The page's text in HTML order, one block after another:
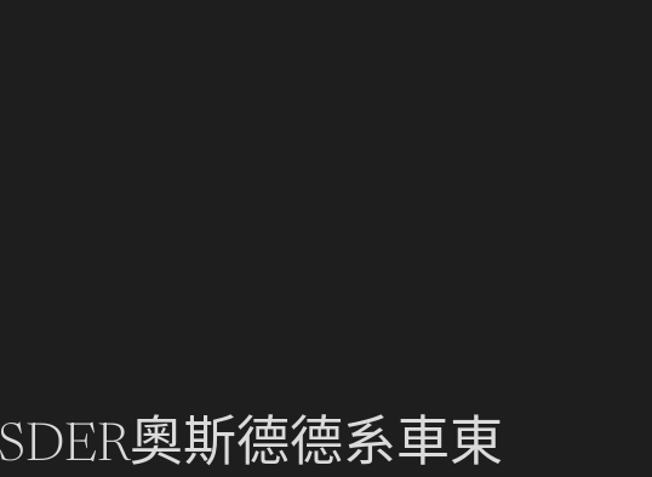
奧斯德德系車東